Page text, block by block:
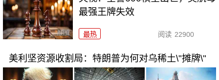
最强王牌失效
最热 阅读 22900
美利坚资源收割局：特朗普为何对乌稀土\"摊牌\"